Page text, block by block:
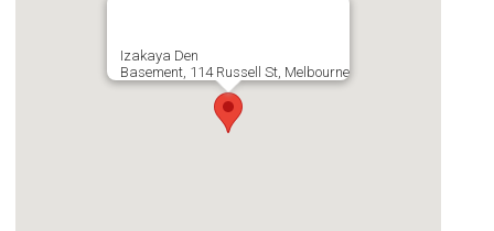
Izakaya Den
Basement, 114 Russell St, Melbourne